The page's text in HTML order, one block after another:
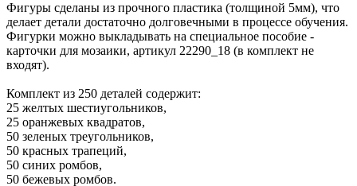
Фигуры сделаны из прочного пластика (толщиной 5мм), что
делает детали достаточно долговечными в процессе обучения.
Фигурки можно выкладывать на специальное пособие -
карточки для мозаики, артикул 22290_18 (в комплект не
входят).
Комплект из 250 деталей содержит:
25 желтых шестиугольников,
25 оранжевых квадратов,
50 зеленых треугольников,
50 красных трапеций,
50 синих ромбов,
50 бежевых ромбов.